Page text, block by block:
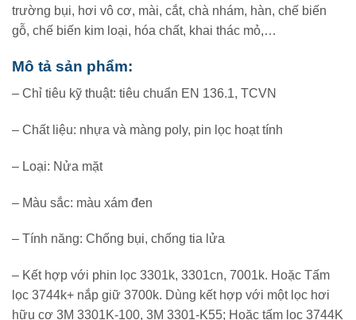
trường bụi, hơi vô cơ, mài, cắt, chà nhám, hàn, chế biến
gỗ, chế biến kim loại, hóa chất, khai thác mỏ,…
Mô tả sản phẩm:
– Chỉ tiêu kỹ thuật: tiêu chuẩn EN 136.1, TCVN
– Chất liệu: nhựa và màng poly, pin lọc hoạt tính
– Loại: Nửa mặt
– Màu sắc: màu xám đen
– Tính năng: Chống bụi, chống tia lửa
– Kết hợp với phin lọc 3301k, 3301cn, 7001k. Hoặc Tấm
lọc 3744k+ nắp giữ 3700k. Dùng kết hợp với một lọc hơi
hữu cơ 3M 3301K-100, 3M 3301-K55; Hoặc tấm lọc 3744K